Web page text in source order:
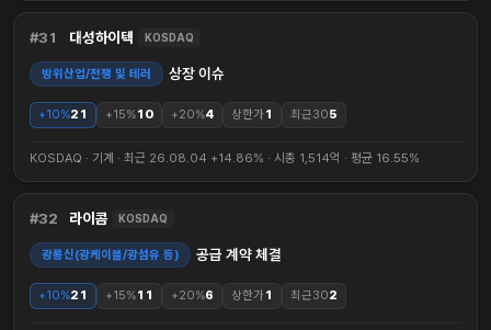
31 대성하이텍 KOSDAQ
방위산업/전쟁 및 테러 상장 이슈
+10%21 +15%10 +20%4 상한가1 최근305
KOSDAQ · 기계 · 최근 26.08.04 +14.86% · 시총 1,514억 · 평균 16.55%
32 라이콤 KOSDAQ
광통신(광케이블/광섬유 등) 공급 계약 체결
+10%21 +15%11 +20%6 상한가1 최근302